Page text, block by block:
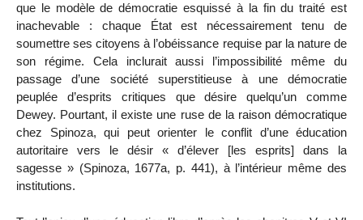
que le modèle de démocratie esquissé à la fin du traité est
inachevable : chaque État est nécessairement tenu de
soumettre ses citoyens à l’obéissance requise par la nature de
son régime. Cela inclurait aussi l’impossibilité même du
passage d’une société superstitieuse à une démocratie
peuplée d’esprits critiques que désire quelqu’un comme
Dewey. Pourtant, il existe une ruse de la raison démocratique
chez Spinoza, qui peut orienter le conflit d’une éducation
autoritaire vers le désir « d’élever [les esprits] dans la
sagesse » (Spinoza, 1677a, p. 441), à l’intérieur même des
institutions.